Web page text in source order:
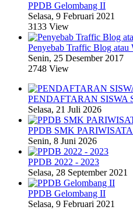
PPDB Gelombang II
Selasa, 9 Februari 2021
3133 View
Penyebab Traffic Blog atau
Senin, 25 Desember 2017
2748 View
PENDAFTARAN SISWA
Selasa, 21 Juli 2026
PPDB SMK
Senin, 8 Juni 2026
PPDB 2022 - 2023
Selasa, 28 September 2021
PPDB Gelombang II
Selasa, 9 Februari 2021